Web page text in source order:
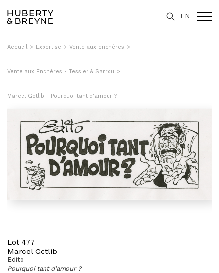
EN
Accueil > Expertise > Vente aux enchères >
Vente aux Enchéres - Tessier & Sarrou >
Marcel Gotlib - Pourquoi tant d'amour ?
Lot 477
Marcel Gotlib
Edito
Pourquoi tant d'amour ?